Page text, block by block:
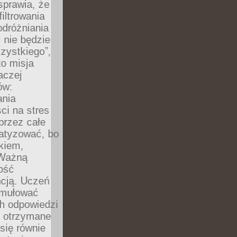
że
nie będzie
misja
na stres
całe
bo
Uczeń
odpowiedzi
otrzymane
równie